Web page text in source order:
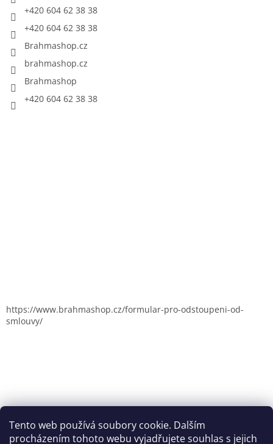
Tento web používá soubory cookie. Dalším
procházením tohoto webu vyjadřujete souhlas s jejich
+420 604 62 38 38
+420 604 62 38 38
Brahmashop.cz
brahmashop.cz
Brahmashop
+420 604 62 38 38
https://www.brahmashop.cz/formular-pro-odstoupeni-od-
smlouvy/